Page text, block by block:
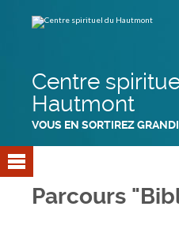
contenu.
Centre
Hautmont
VOUS EN SORTIREZ GRANDI
Parcours